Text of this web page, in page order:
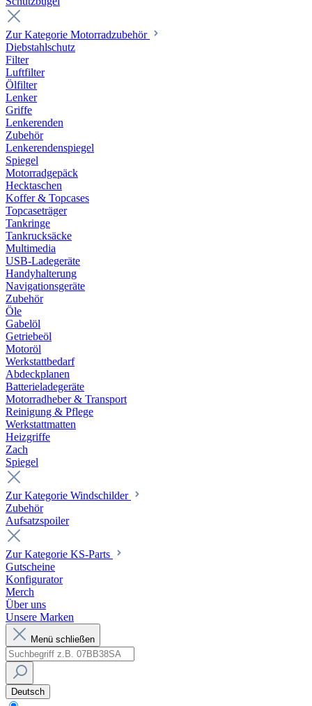
Zur Kategorie Motorradzubehör
Diebstahlschutz
Filter
Luftfilter
Ölfilter
Lenker
Griffe
Lenkerenden
Zubehör
Lenkerendenspiegel
Spiegel
Motorradgepäck
Hecktaschen
Koffer & Topcases
Topcaseträger
Tankringe
Tankrucksäcke
Multimedia
USB-Ladegeräte
Handyhalterung
Navigationsgeräte
Zubehör
Öle
Gabelöl
Getriebeöl
Motoröl
Werkstattbedarf
Abdeckplanen
Batterieladegeräte
Motorradheber & Transport
Reinigung & Pflege
Werkstattmatten
Heizgriffe
Zach
Spiegel
Zur Kategorie Windschilder
Zubehör
Aufsatzspoiler
Zur Kategorie KS-Parts
Gutscheine
Konfigurator
Merch
Über uns
Unsere Marken
Menü schließen
Deutsch